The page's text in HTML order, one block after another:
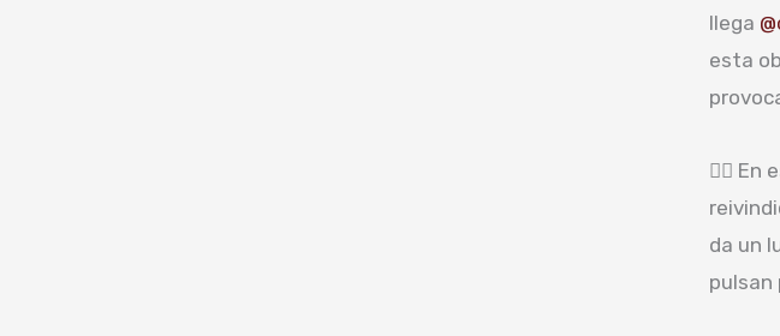
llega
esta
👉🏽
da un
pulsan